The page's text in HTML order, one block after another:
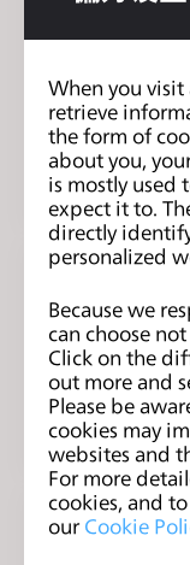
上海绿尚
3D
New
Fulltime/
software), 誠聘
江苏国
When you visit
retrieve
the form of
about you,
is mostly used
expect it to.
directly
personalized
Because we
can choose
Click on the
out more and
Please be
cookies may
websites and
For more
cookies, and
our Cookie